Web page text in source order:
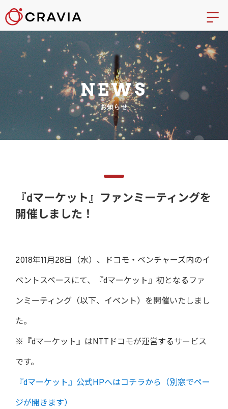
NEWS
お知らせ
『dマーケット』ファンミーティングを
開催しました！
2018年11月28日（水）、ドコモ・ベンチャーズ内のイ
ベントスペースにて、『dマーケット』初となるファ
ンミーティング（以下、イベント）を開催いたしまし
た。
※『dマーケット』はNTTドコモが運営するサービス
です。
『dマーケット』公式HPへはコチラから（別窓でペー
ジが開きます）